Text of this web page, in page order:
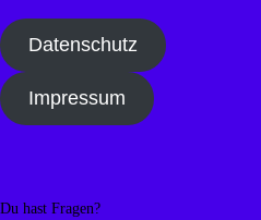
Datenschutz
Impressum
Du hast Fragen?